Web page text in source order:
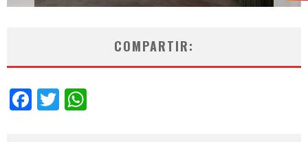
COMPARTIR:
Facebook
Twitter